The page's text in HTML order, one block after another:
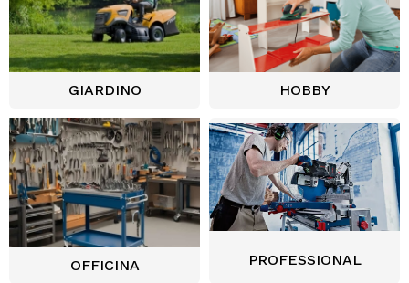
GIARDINO HOBBY
OFFICINA PROFESSIONAL